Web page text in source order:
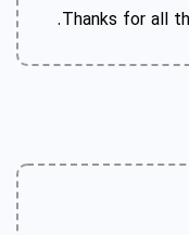
Thanks for all